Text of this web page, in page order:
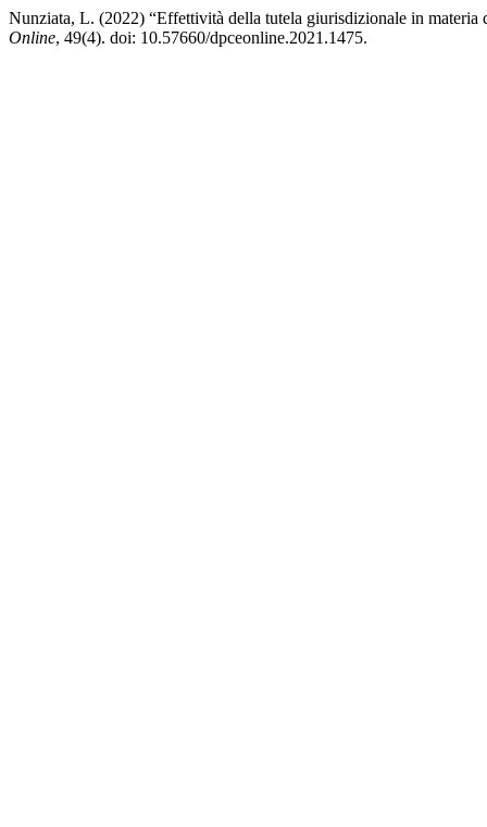
Nunziata, L. (2022) “Effettività della tutela giurisdizionale in
Online, 49(4). doi: 10.57660/dpceonline.2021.1475.